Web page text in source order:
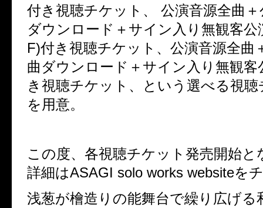
付き視聴チケット、 公演音源全曲
ダウンロード＋サイン入り無観客公
F)付き視聴チケット、 公演音源全曲
曲ダウンロード＋サイン入り無観客
き視聴チケット 、という選べる視
を用意。
この度、各視聴チケット発売開始と
詳細はASAGI solo works websiteを
浅葱が檜造りの能舞台で繰り広げる